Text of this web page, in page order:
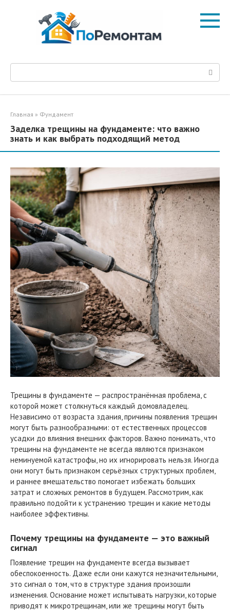
Поиск:
Главная » Фундамент
Заделка трещины на фундаменте: что важно
знать и как выбрать подходящий метод
Трещины в фундаменте — распространённая проблема, с
которой может столкнуться каждый домовладелец.
Независимо от возраста здания, причины появления трещин
могут быть разнообразными: от естественных процессов
усадки до влияния внешних факторов. Важно понимать, что
трещины на фундаменте не всегда являются признаком
неминуемой катастрофы, но их игнорировать нельзя. Иногда
они могут быть признаком серьёзных структурных проблем,
и раннее вмешательство помогает избежать больших
затрат и сложных ремонтов в будущем. Рассмотрим, как
правильно подойти к устранению трещин и какие методы
наиболее эффективны.
Почему трещины на фундаменте — это важный
сигнал
Появление трещин на фундаменте всегда вызывает
обеспокоенность. Даже если они кажутся незначительными,
это сигнал о том, что в структуре здания произошли
изменения. Основание может испытывать нагрузки, которые
приводят к микротрещинам, или же трещины могут быть